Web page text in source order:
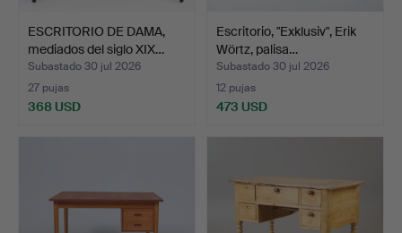
ESCRITORIO DE DAMA,
mediados del siglo XIX…
Subastado 30 jul 2026
27 pujas
368 USD
Escritorio, "Exklusiv", Erik
Wörtz, palisa…
Subastado 30 jul 2026
12 pujas
473 USD